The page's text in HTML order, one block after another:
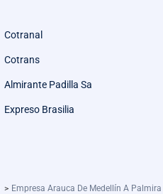
Cotranal
Cotrans
Almirante Padilla Sa
Expreso Brasilia
> Empresa Arauca De Medellín A Palmira